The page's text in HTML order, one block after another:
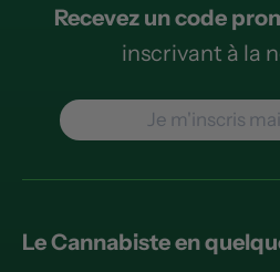
Recevez un code
inscrivant à la
Je m'inscris
Le Cannabiste en